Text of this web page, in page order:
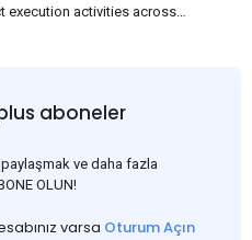
execution activities across
is expected to provide support
disruptions caused by heavy
aboneler
ve daha fazla
OLUN!
varsa Oturum Açın